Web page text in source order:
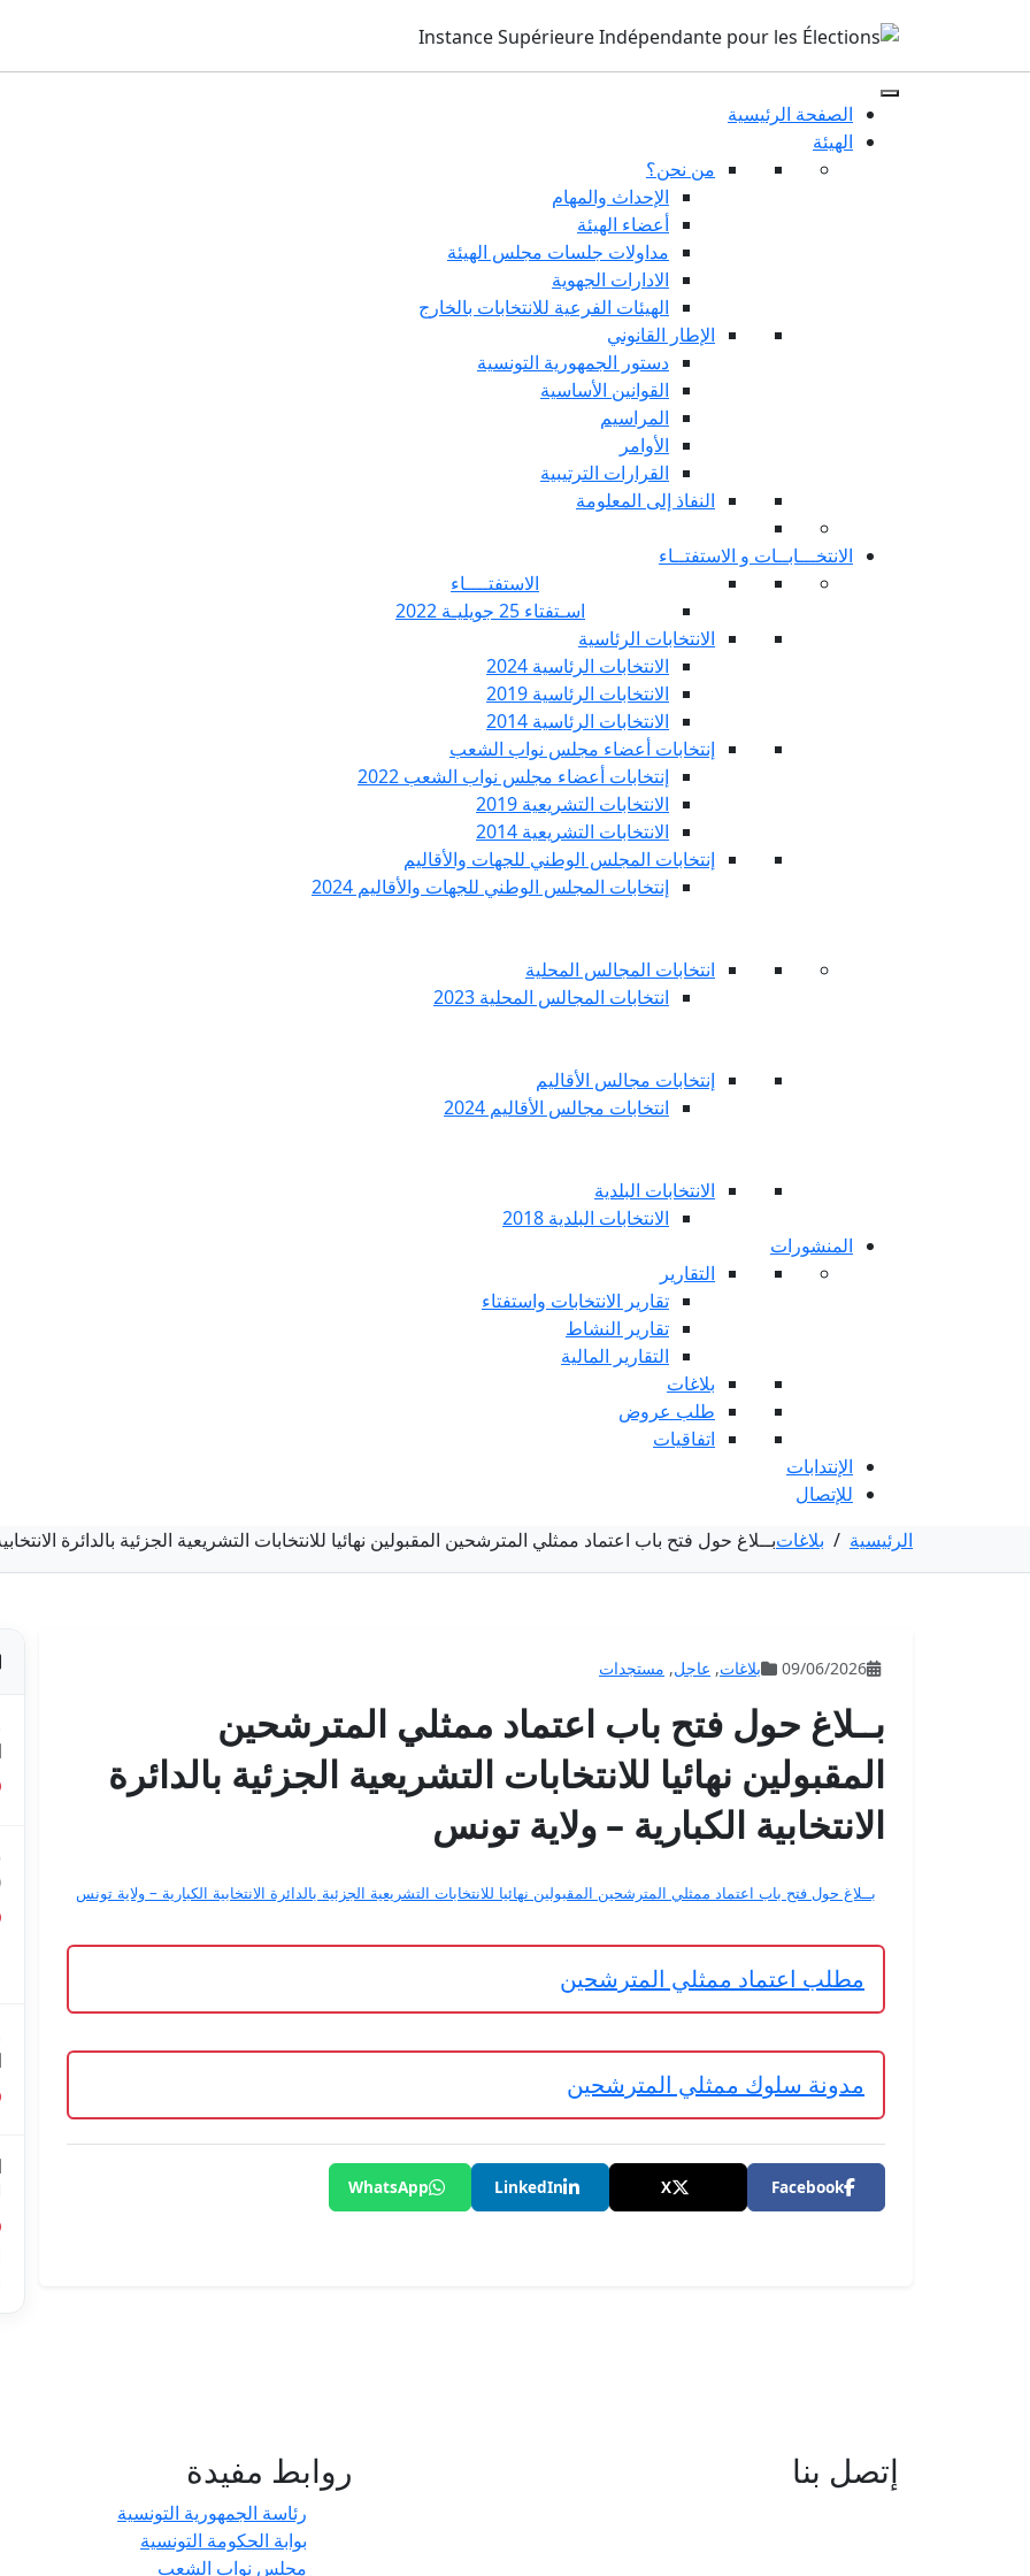
الصفحة الرئيسية
الهيئة
من نحن؟
الإحداث والمهام
أعضاء الهيئة
مداولات جلسات مجلس الهيئة
الادارات الجهوية
الهيئات الفرعية للانتخابات بالخارج
الإطار القانوني
دستور الجمهورية التونسية
القوانين الأساسية
المراسيم
الأوامر
القرارات الترتيبية
النفاذ إلى المعلومة
الانتخـــابــات و الاستفتــاء
الاستفتــــاء
اسـتفتاء 25 جويليـة 2022
الانتخابات الرئاسية
الانتخابات الرئاسية 2024
الانتخابات الرئاسية 2019
الانتخابات الرئاسية 2014
إنتخابات أعضاء مجلس نواب الشعب
إنتخابات أعضاء مجلس نواب الشعب 2022
الانتخابات التشريعية 2019
الانتخابات التشريعية 2014
إنتخابات المجلس الوطني للجهات والأقاليم
إنتخابات المجلس الوطني للجهات والأقاليم 2024
انتخابات المجالس المحلية
انتخابات المجالس المحلية 2023
إنتخابات مجالس الأقاليم
انتخابات مجالس الأقاليم 2024
الانتخابات البلدية
الانتخابات البلدية 2018
المنشورات
التقارير
تقارير الانتخابات واستفتاء
تقارير النشاط
التقارير المالية
بلاغات
طلب عروض
اتفاقيات
الإنتدابات
للإتصال
الرئيسية / بلاغاتبــلاغ حول فتح باب اعتماد ممثلي المترشحين المقبولين نهائيا للانتخابات التشريعية الجزئية بالدائرة
09/06/2026 بلاغات, عاجل, مستجدات
بــلاغ حول فتح باب اعتماد ممثلي المترشحين
المقبولين نهائيا للانتخابات التشريعية الجزئية بالدائرة
الانتخابية الكبارية – ولاية تونس
بــلاغ حول فتح باب اعتماد ممثلي المترشحين المقبولين نهائيا للانتخابات التشريعية الجزئية بالدائرة الانتخابية الكبارية – ولاية تونس
مطلب اعتماد ممثلي المترشحين
مدونة سلوك ممثلي المترشحين
Facebook
X
LinkedIn
WhatsApp
إتصل بنا روابط مفيدة
رئاسة الجمهورية التونسية
بوابة الحكومة التونسية
مجلس نواب الشعب